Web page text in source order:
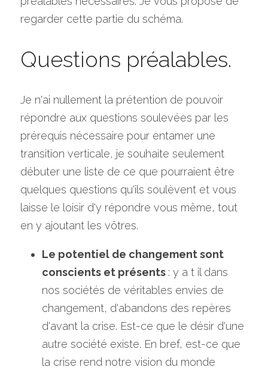
regarder cette partie du schéma.
Questions préalables.
Je n'ai nullement la prétention de pouvoir
répondre aux questions soulevées par les
prérequis nécessaire pour entamer une
transition verticale, je souhaite seulement
débuter une liste de ce que pourraient être
quelques questions qu'ils soulèvent et vous
laisse le loisir d'y répondre vous même, tout
en y ajoutant les vôtres.
Le potentiel de changement sont
conscients et présents : y a t il dans
nos sociétés de véritables envies de
changement, d'abandons des repères
d'avant la crise. Est-ce que le désir d'une
autre société existe. En bref, est-ce que
la crise rend notre vision du monde